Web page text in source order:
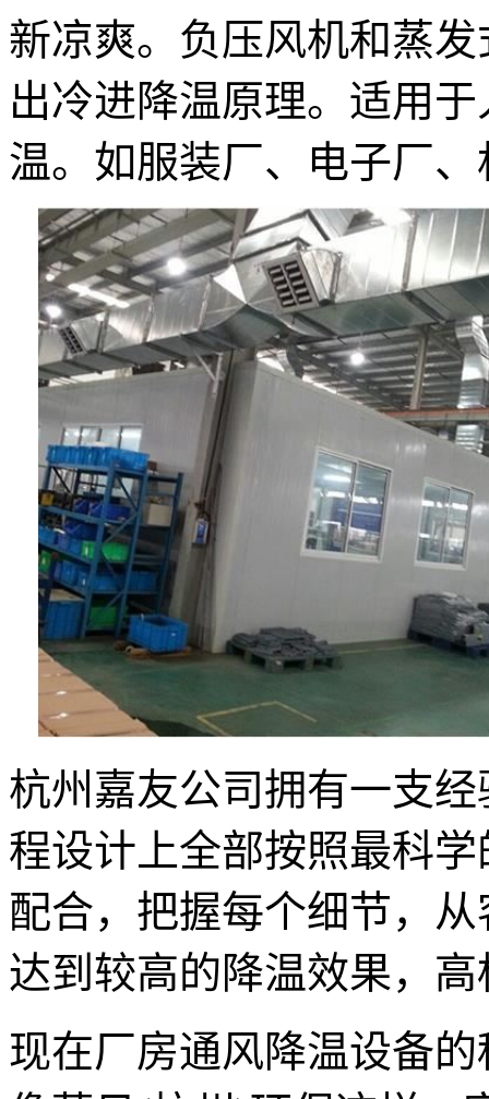
新凉爽。负压风机和蒸
出冷进降温原理。适用
温。如服装厂、电子厂
杭州嘉友公司拥有一支
程设计上全部按照最科
配合，把握每个细节，
达到较高的降温效果，
现在厂房通风降温设备